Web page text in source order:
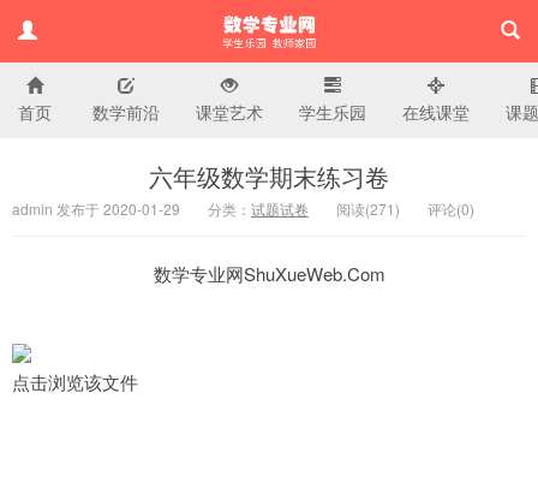
小学数学专业网
首页 数学前沿 课堂艺术 学生乐园 在线课堂 课
六年级数学期末练习卷
admin 发布于 2020-01-29 分类： 试题试卷 阅读(271) 评论(0)
数学专业网ShuXueWeb.Com
点击浏览该文件